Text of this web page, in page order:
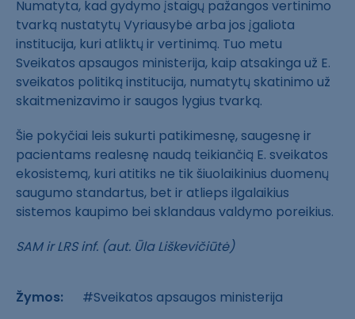
Numatyta, kad gydymo įstaigų pažangos vertinimo
tvarką nustatytų Vyriausybė arba jos įgaliota
institucija, kuri atliktų ir vertinimą. Tuo metu
Sveikatos apsaugos ministerija, kaip atsakinga už E.
sveikatos politiką institucija, numatytų skatinimo už
skaitmenizavimo ir saugos lygius tvarką.
Šie pokyčiai leis sukurti patikimesnę, saugesnę ir
pacientams realesnę naudą teikiančią E. sveikatos
ekosistemą, kuri atitiks ne tik šiuolaikinius duomenų
saugumo standartus, bet ir atlieps ilgalaikius
sistemos kaupimo bei sklandaus valdymo poreikius.
SAM ir LRS inf. (aut. Ūla Liškevičiūtė)
Žymos: #Sveikatos apsaugos ministerija